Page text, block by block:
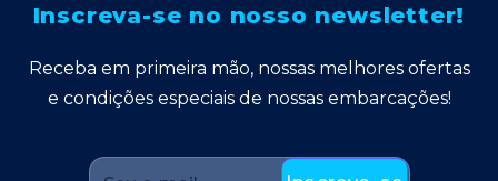
Inscreva-se no nosso newsletter!
Receba em primeira mão, nossas melhores ofertas
e condições especiais de nossas embarcações!